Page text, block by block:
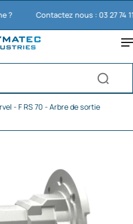
Contactez nous : 03 27 74 11 65
- F RS 70 - Arbre de sortie